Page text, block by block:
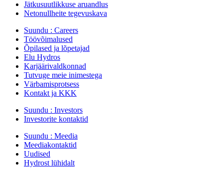
Jätkusuutlikkuse aruandlus
Netonullheite tegevuskava
Suundu : Careers
Töövõimalused
Õpilased ja lõpetajad
Elu Hydros
Karjäärivaldkonnad
Tutvuge meie inimestega
Värbamisprotsess
Kontakt ja KKK
Suundu : Investors
Investorite kontaktid
Suundu : Meedia
Meediakontaktid
Uudised
Hydrost lühidalt